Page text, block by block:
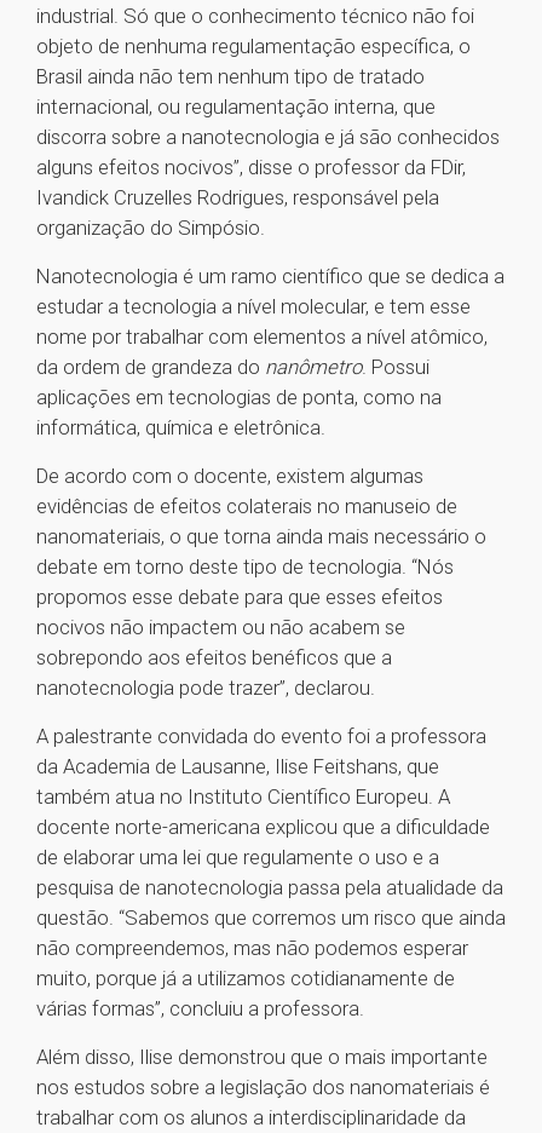
industrial. Só que o conhecimento técnico não foi
objeto de nenhuma regulamentação específica, o
Brasil ainda não tem nenhum tipo de tratado
internacional, ou regulamentação interna, que
discorra sobre a nanotecnologia e já são conhecidos
alguns efeitos nocivos”, disse o professor da FDir,
Ivandick Cruzelles Rodrigues, responsável pela
organização do Simpósio.
Nanotecnologia é um ramo científico que se dedica a
estudar a tecnologia a nível molecular, e tem esse
nome por trabalhar com elementos a nível atômico,
da ordem de grandeza do nanômetro. Possui
aplicações em tecnologias de ponta, como na
informática, química e eletrônica.
De acordo com o docente, existem algumas
evidências de efeitos colaterais no manuseio de
nanomateriais, o que torna ainda mais necessário o
debate em torno deste tipo de tecnologia. “Nós
propomos esse debate para que esses efeitos
nocivos não impactem ou não acabem se
sobrepondo aos efeitos benéficos que a
nanotecnologia pode trazer”, declarou.
A palestrante convidada do evento foi a professora
da Academia de Lausanne, Ilise Feitshans, que
também atua no Instituto Científico Europeu. A
docente norte-americana explicou que a dificuldade
de elaborar uma lei que regulamente o uso e a
pesquisa de nanotecnologia passa pela atualidade da
questão. “Sabemos que corremos um risco que ainda
não compreendemos, mas não podemos esperar
muito, porque já a utilizamos cotidianamente de
várias formas”, concluiu a professora.
Além disso, Ilise demonstrou que o mais importante
nos estudos sobre a legislação dos nanomateriais é
trabalhar com os alunos a interdisciplinaridade da